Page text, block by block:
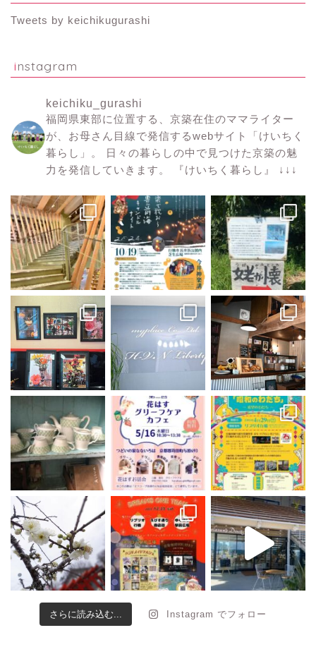
Tweets by keichikugurashi
instagram
keichiku_gurashi
福岡県東部に位置する、京築在住のママライター
が、お母さん目線で発信するwebサイト「けいちく
暮らし」。
日々の暮らしの中で見つけた京築の魅
力を発信していきます。
『けいちく暮らし』 ↓↓↓
さらに読み込む... Instagram でフォロー